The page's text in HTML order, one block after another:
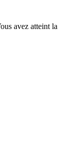
avez atteint